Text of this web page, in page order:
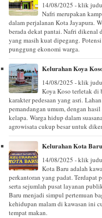
14/08/2025 - klik
Nafri merupakan
dalam perjalanan Kota
berada dekat pantai. Nafri dikenal
yang masih kuat dipegang.
punggung ekonomi warga.
Kelurahan Koya
14/08/2025 - klik
Koya Koso terletak di
karakter pedesaan yang asri.
pemandangan umum, dengan
kelapa. Warga hidup dalam
agrowisata cukup besar untuk
Kelurahan Kota Baru
14/08/2025 - klik
Kota Baru adalah
perkantoran yang padat. Terdapat
serta sejumlah pusat layanan
Baru menjadi simpul pertemuan
kehidupan malam di kawasan ini
tempat makan.